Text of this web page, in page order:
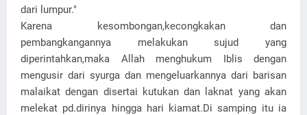
dari lumpur."
Karena kesombongan,kecongkakan dan
pembangkangannya melakukan sujud yang
diperintahkan,maka Allah menghukum Iblis dengan
mengusir dari syurga dan mengeluarkannya dari barisan
malaikat dengan disertai kutukan dan laknat yang akan
melekat pd.dirinya hingga hari kiamat.Di samping itu ia